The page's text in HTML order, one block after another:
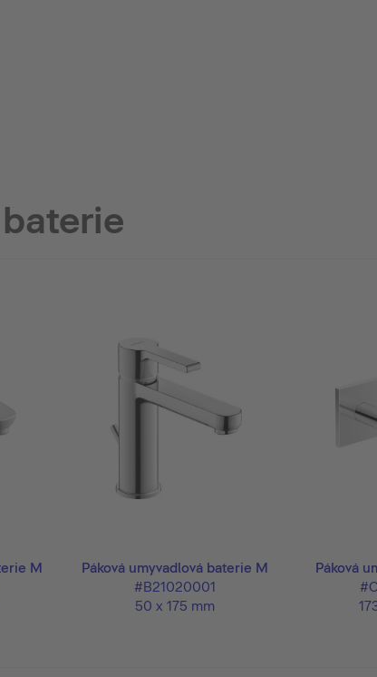
M
Páková umyvadlová baterie M
#B21020001
50 x 175 mm
Páková